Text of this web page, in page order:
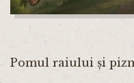
Pomul raiului și